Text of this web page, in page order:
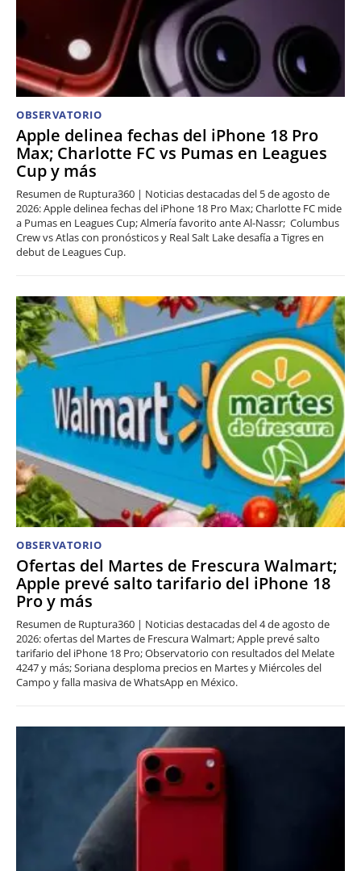
OBSERVATORIO
Apple delinea fechas del iPhone 18 Pro
Max; Charlotte FC vs Pumas en Leagues
Cup y más
Resumen de Ruptura360 | Noticias destacadas del 5 de agosto de
2026: Apple delinea fechas del iPhone 18 Pro Max; Charlotte FC mide
a Pumas en Leagues Cup; Almería favorito ante Al-Nassr; Columbus
Crew vs Atlas con pronósticos y Real Salt Lake desafía a Tigres en
debut de Leagues Cup.
OBSERVATORIO
Ofertas del Martes de Frescura Walmart;
Apple prevé salto tarifario del iPhone 18
Pro y más
Resumen de Ruptura360 | Noticias destacadas del 4 de agosto de
2026: ofertas del Martes de Frescura Walmart; Apple prevé salto
tarifario del iPhone 18 Pro; Observatorio con resultados del Melate
4247 y más; Soriana desploma precios en Martes y Miércoles del
Campo y falla masiva de WhatsApp en México.